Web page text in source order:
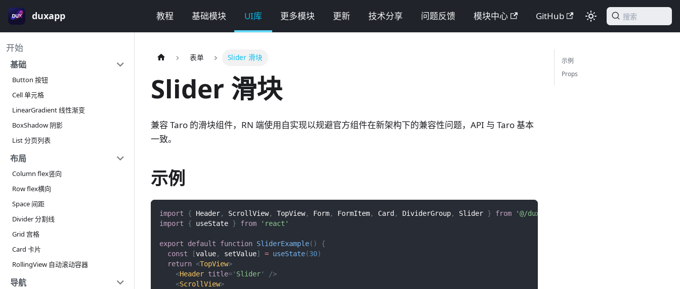
duxapp 教程 基础模块 UI库 更多模块 更新 技术分享 问题反馈 模块中心 GitHub 搜索
开始
基础
Button 按钮
Cell 单元格
LinearGradient 线性渐变
BoxShadow 阴影
List 分页列表
布局
Column flex竖向
Row flex横向
Space 间距
Divider 分割线
Grid 宫格
Card 卡片
RollingView 自动滚动容器
导航
表单 Slider 滑块
Slider 滑块
兼容 Taro 的滑块组件，RN 端使用自实现以规避官方组件在新架构下的兼容性问题，API 与 Taro 基本
一致。
示例
import { Header, ScrollView, TopView, Form, FormItem, Card, DividerGroup, Slider } from
'@/duxuiExample'
import
{ useState } from 'react'
export default function SliderExample( )
{
const
[value, setValue] = useState(30)
return <TopView>
<Header title=' Slider'
/>
<ScrollView>
示例
Props